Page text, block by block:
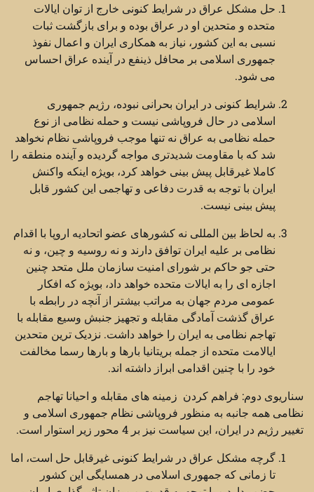
حل مشکل عراق در شرایط کنونی خارج از توان ایالات
متحده و متحدین او در عراق بوده و برای بازگشت ثبات
نسبی به این کشور، نیاز به همکاری ایران و اعمال نفوذ
جمهوری اسلامی بر محافل ذینفع در آینده عراق احساس
می شود.
شرایط کنونی در ایران بحرانی نبوده، رژیم جمهوری
اسلامی در حال فروپاشی نیست و حمله نظامی از نوع
حمله نظامی به عراق نه تنها موجب فروپاشی نظام نخواهد
شد که با مقاومت شدیدتری مواجه گردیده و آینده منطقه را
کاملا غیرقابل پیش بینی خواهد کرد، بویژه اینکه واکنش
ایران با توجه به قدرت دفاعی و تهاجمی این کشور قابل
پیش بینی نیست.
به لحاظ بین المللی نه کشورهای عضو اتحادیه اروپا با اقدام
نظامی بر علیه ایران توافق دارند و نه روسیه و چین، و نه
حتی جو حاکم بر شورای امنیت سازمان ملل متحد چنین
اجازه ای را به ایالات متحده خواهد داد، بویژه که افکار
عمومی مردم جهان به مراتب بیشتر از آنچه در رابطه با
عراق گذشت آمادگی مقابله و تجهیز جنبش وسیع مقابله با
تهاجم نظامی به ایران را خواهد داشت. نزدیک ترین متحدین
ایالامت متحده از جمله بریتانیا بارها و بارها رسما مخالفت
خود را با چنین اقدامی ابراز داشته اند.
سناریوی دوم: فراهم کردن زمینه های مقابله و احیانا تهاجم
نظامی همه جانبه به منظور فروپاشی نظام جمهوری اسلامی و
تغییر رژیم در ایران، این سیاست نیز بر 4 محور زیر استوار است.
گرچه مشکل عراق در شرایط کنونی غیرقابل حل است، اما
تا زمانی که جمهوری اسلامی در همسایگی این کشور